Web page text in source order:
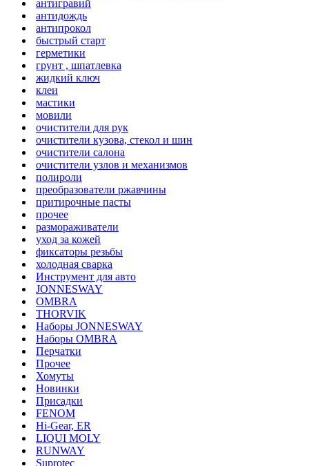
антигравий
антидождь
антипрокол
быстрый старт
герметики
грунт , шпатлевка
жидкий ключ
клеи
мастики
мовили
очистители для рук
очистители кузова, стекол и шин
очистители салона
очистители узлов и механизмов
полироли
преобразователи ржавчины
притирочные пасты
прочее
размораживатели
уход за кожей
фиксаторы резьбы
холодная сварка
Инструмент для авто
JONNESWAY
OMBRA
THORVIK
Наборы JONNESWAY
Наборы OMBRA
Перчатки
Прочее
Хомуты
Новинки
Присадки
FENOM
Hi-Gear, ER
LIQUI MOLY
RUNWAY
Suprotec